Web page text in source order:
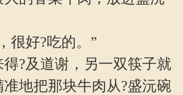
很好?吃的。”
?及道谢，另一双筷子就
地把那块牛肉从?盛沅碗